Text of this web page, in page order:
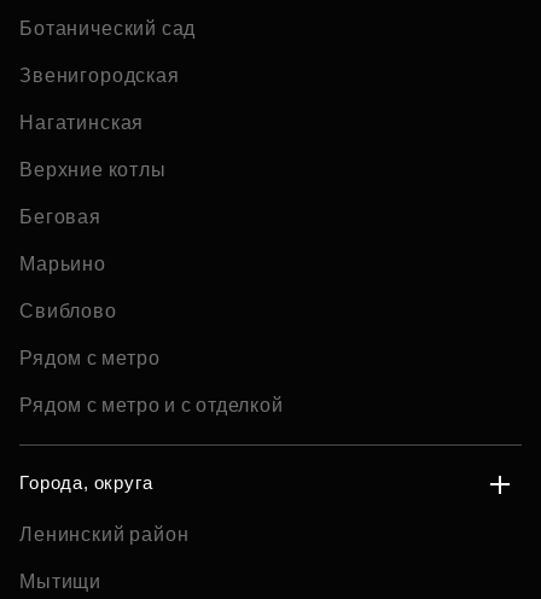
Ботанический сад
Звенигородская
Нагатинская
Верхние котлы
Беговая
Марьино
Свиблово
Рядом с метро
Рядом с метро и с отделкой
Города, округа
Ленинский район
Мытищи